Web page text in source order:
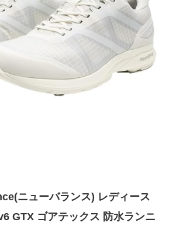
ニューバランス) レディース
GTX ゴアテックス 防水ランニ